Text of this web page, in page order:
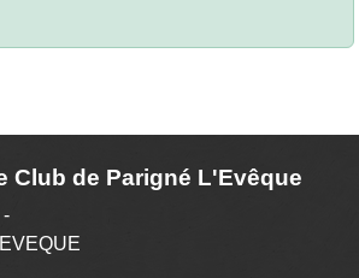
Club de Parigné L'Evêque
-